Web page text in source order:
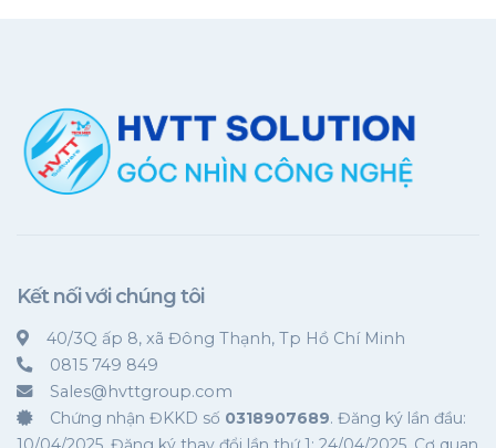
Kết nối với chúng tôi
40/3Q ấp 8, xã Đông Thạnh, Tp Hồ Chí Minh
0815 749 849
Sales@hvttgroup.com
Chứng nhận ĐKKD số 0318907689. Đăng ký lần đầu: